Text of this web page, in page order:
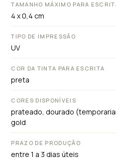
TAMANHO MÁXIMO PARA
4 x 0,4 cm
TIPO DE IMPRESSÃO
UV
COR DA TINTA PARA ESCRITA
preta
CORES DISPONÍVEIS
prateado, dourado
gold
PRAZO DE PRODUÇÃO
entre 1 a 3 dias úteis